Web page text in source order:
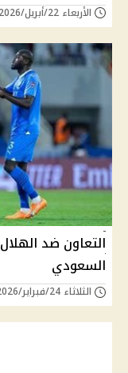
الأربعاء 22/أبريل/2026 - 01:56 ص
التعاون ضد
السعودي
الثلاثاء 24/فبراير/2026 - 10:46 م